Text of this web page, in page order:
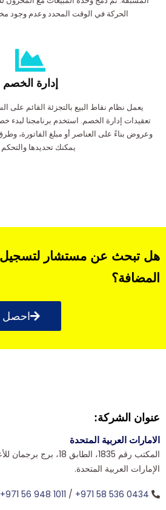
الحركة في الوقت المحدد وعدم وجود
إدارة الخصم
يعمل نظام نقاط البيع بالتجزئة القائم على
تعقيدات إدارة الخصم. استخدم برنامجنا لبدء
وعروض بناءً على العناصر أو مبلغ الفاتورة،
يمكنك تحديدها والتحكم
هل تبحث عن مستشار لتسجيل
المضافة؟
احصل
عنوان الشركة:
الامارات العربية المتحدة
المكتب رقم 1835، الطابق
الإمارات العربية المتحدة.
+971 56 948 1011 / +971 58 536 0434